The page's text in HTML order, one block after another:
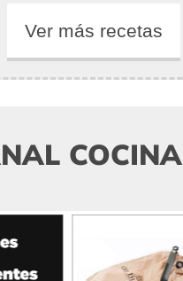
Ver más recetas
COCINA